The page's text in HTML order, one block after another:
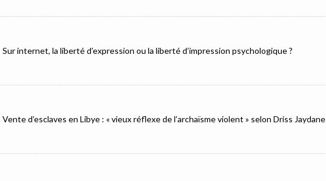
Sur internet, la liberté d’expression ou la liberté d’impression psychologique ?
Vente d’esclaves en Libye : « vieux réflexe de l’archaïsme violent » selon Driss Jaydane